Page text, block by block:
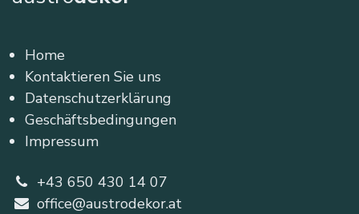
Home
Kontaktieren Sie uns
Datenschutzerklärung
Geschäftsbedingungen
Impressum
+43 650 430 14 07
office@austrodekor.at